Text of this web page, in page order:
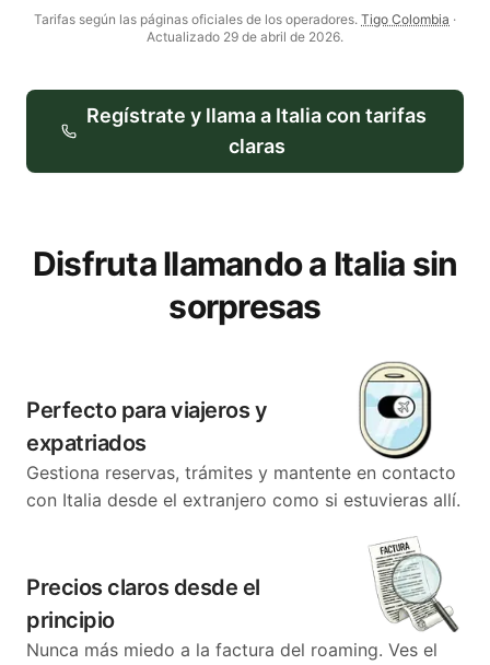
Tarifas según las páginas oficiales de los operadores. Tigo Colombia ·
Actualizado 29 de abril de 2026.
Regístrate y llama a Italiacon tarifas
claras
Disfruta llamando a Italia sin
sorpresas
Perfecto para viajeros y
expatriados
Gestiona reservas, trámites y mantente en contacto
con Italia desde el extranjero como si estuvieras allí.
Precios claros desde el
principio
Nunca más miedo a la factura del roaming. Ves el